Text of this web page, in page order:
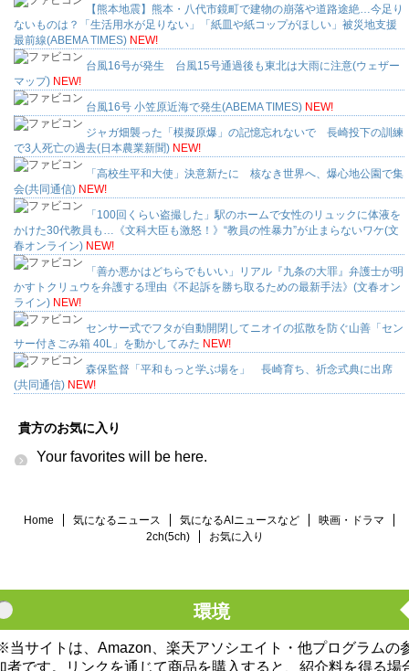
【熊本地震】熊本・八代市鏡町で建物の崩落や道路途絶…今足り
ないものは？「生活用水が足りない」「紙皿や紙コップがほしい」被災地支援
最前線(ABEMA TIMES) NEW!
台風16号が発生 台風15号通過後も東北は大雨に注意(ウェザー
マップ) NEW!
台風16号 小笠原近海で発生(ABEMA TIMES) NEW!
ジャガ畑襲った「模擬原爆」の記憶忘れないで 長崎投下の訓練
で3人死亡の過去(日本農業新聞) NEW!
「高校生平和大使」決意新たに 核なき世界へ、爆心地公園で集
会(共同通信) NEW!
「100回くらい盗撮した」駅のホームで女性のリュックに体液を
かけた30代教員も…《文科大臣も激怒！》“教員の性暴力”が止まらないワケ(文
春オンライン) NEW!
「善か悪かはどちらでもいい」リアル『九条の大罪』弁護士が明
かすトクリュウを弁護する理由《不起訴を勝ち取るための最新手法》(文春オン
ライン) NEW!
センサー式でフタが自動開閉してニオイの拡散を防ぐ山善「セン
サー付きごみ箱 40L」を動かしてみた NEW!
森保監督「平和もっと学ぶ場を」 長崎育ち、祈念式典に出席
(共同通信) NEW!
貴方のお気に入り
Your favorites will be here.
Home 気になるニュース 気になるAIニュースなど
映画・ドラマ
2ch(5ch)
お気に入り
環境
当サイトは、Amazon、楽天アソシエイト・他プログラムの
者です。リンクを通じて商品を購入すると、紹介料を得る場